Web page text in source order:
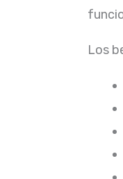
Los